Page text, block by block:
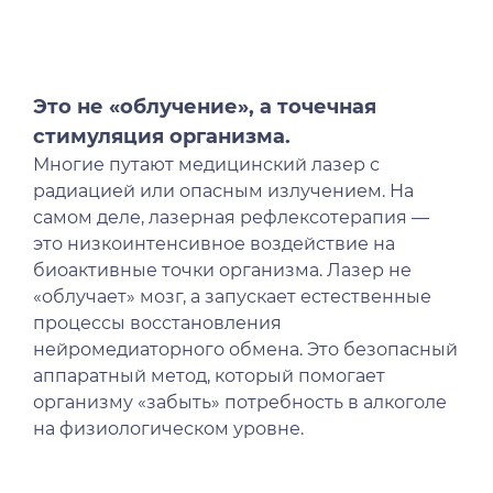
Лечение от Лирики
Лечение от Бутирата
Лечение от Кокаина
Лечение от Героина
Консультация нарколога
Лечение от Дезоморфина
Лечение от Кетамина
Лечение от Опиума
Лечение от Фенобарбитала
Лечение от Эфедрина
Лечение от Трамадола
Электроимпульсная терапия
Кодирование Колме
Кодирование SITMST
Витамерц Депо
Алкоблокада
Кодирование Актоплекс
Кодирование от курения
Кодирование на 6 месяцев
Кодирование на 1 год
Компьютерное кодирование
Лечение панических атак
Лечение гиперактивности
Лечение деменции
Лечение дистимии
Лечение энуреза
Лечение мигрени
Лечение неврастении
Лечение гипомании
Лечение психопатии
Лечение мании преследования
Лечение энкопреза
Это не «облучение», а точечная
стимуляция организма.
Многие путают медицинский лазер с
радиацией или опасным излучением. На
самом деле, лазерная рефлексотерапия —
это низкоинтенсивное воздействие на
биоактивные точки организма. Лазер не
«облучает» мозг, а запускает естественные
процессы восстановления
нейромедиаторного обмена. Это безопасный
аппаратный метод, который помогает
организму «забыть» потребность в алкоголе
на физиологическом уровне.